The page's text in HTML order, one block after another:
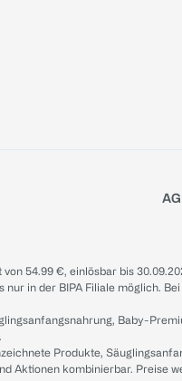
54.99 €, einlösbar bis
in der BIPA Filiale möglich.
Baby-
Produkte,
Aktionen kombinierbar. Preise